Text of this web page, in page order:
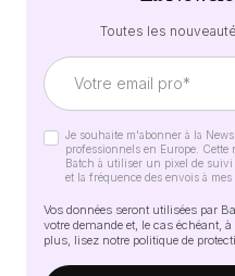
Toutes les
Je souhaite m'abonner à la
professionnels en Europe.
Batch à utiliser un pixel de suivi
et la fréquence des envois à
Vos données seront utilisées par
votre demande et, le cas échéant,
plus, lisez notre politique de